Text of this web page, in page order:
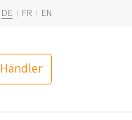
DE FR EN
Händler